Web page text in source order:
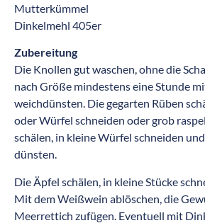
Mutterkümmel
Dinkelmehl 405er
Zubereitung
Die Knollen gut waschen, ohne die
nach Größe mindestens eine Stunde
weichdünsten. Die gegarten Rüben
oder Würfel schneiden oder grob
schälen, in kleine Würfel schneiden
dünsten.
Die Äpfel schälen, in kleine Stücke
Mit dem Weißwein ablöschen, die
Meerrettich zufügen. Eventuell mit